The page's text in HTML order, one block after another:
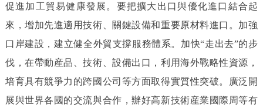
促進加工貿易健康發展。要把擴大出口與優化進口結合起
來，增加先進適用技術、關鍵設備和重要原材料進口。加強
口岸建設，建立健全外貿支撐服務體系。加快“走出去”的步
伐，在帶動産品、技術、設備出口，利用海外戰略性資源，
培育具有競爭力的跨國公司等方面取得實質性突破。廣泛開
展與世界各國的交流與合作，辦好高新技術産業國際周等有